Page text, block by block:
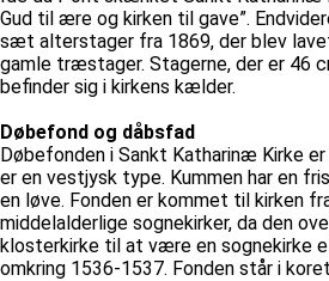
Gud til ære og kirken til gave”.
sæt alterstager fra 1869, der blev
gamle træstager. Stagerne, der er 46
befinder sig i kirkens kælder.
Døbefond og dåbsfad
Døbefonden i Sankt Katharinæ Kirke
er en vestjysk type. Kummen har en
en løve. Fonden er kommet til kirken
middelalderlige sognekirker, da den
klosterkirke til at være en sognekirke
omkring 1536-1537. Fonden står i